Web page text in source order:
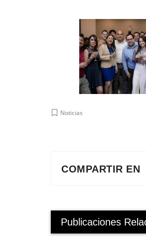
Noticias
COMPARTIR EN
Publicaciones